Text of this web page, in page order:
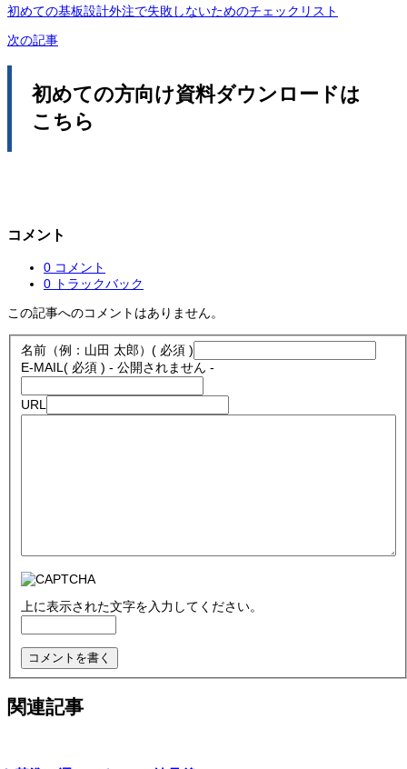
初めての基板設計外注で失敗しないためのチェックリスト
次の記事
初めての方向け資料ダウンロードは
こちら
コメント
0 コメント
0 トラックバック
この記事へのコメントはありません。
名前（例：山田 太郎） ( 必須 )
E-MAIL ( 必須 ) - 公開されません -
URL
上に表示された文字を入力してください。
関連記事